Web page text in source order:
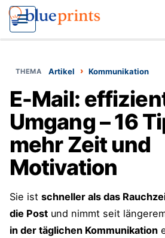
Artikel › Kommunikation
E-Mail:
Umgang – 16
mehr Zeit und
Motivation
Sie ist schneller als das
die Post und nimmt seit
in der täglichen Kommunikation